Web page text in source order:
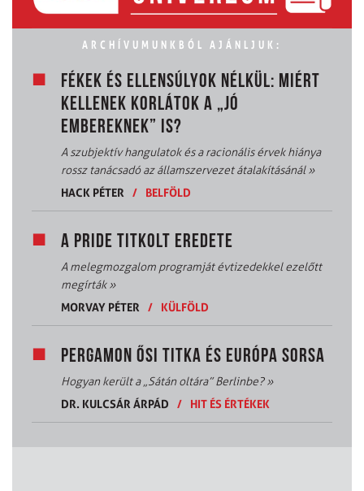
ARCHÍVUMUNKBÓL AJÁNLJUK:
FÉKEK ÉS ELLENSÚLYOK NÉLKÜL: MIÉRT
KELLENEK KORLÁTOK A „JÓ
EMBEREKNEK” IS?
A szubjektív hangulatok és a racionális érvek hiánya
rossz tanácsadó az államszervezet átalakításánál»
HACK PÉTER
/ BELFÖLD
A PRIDE TITKOLT EREDETE
A melegmozgalom programját évtizedekkel ezelőtt
megírták»
MORVAY PÉTER
/ KÜLFÖLD
PERGAMON ŐSI TITKA ÉS EURÓPA SORSA
Hogyan került a „Sátán oltára” Berlinbe?»
DR. KULCSÁR ÁRPÁD
/ HIT ÉS ÉRTÉKEK